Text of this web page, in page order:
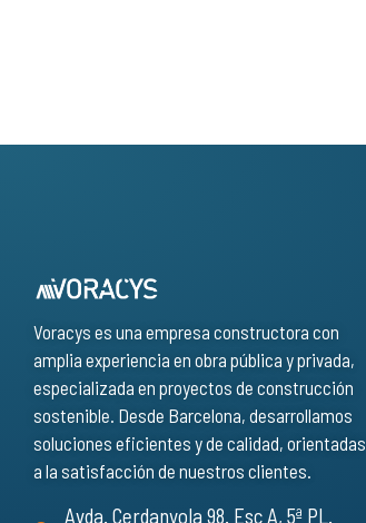
Voracys es una empresa constructora con
amplia experiencia en obra pública y privada,
especializada en proyectos de construcción
sostenible. Desde Barcelona, desarrollamos
soluciones eficientes y de calidad, orientadas
a la satisfacción de nuestros clientes.
Avda. Cerdanyola 98. Esc A, 5ª PL.